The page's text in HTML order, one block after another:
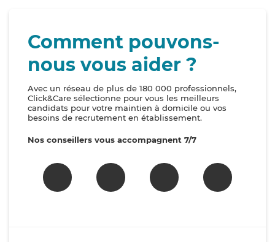
Comment pouvons-
nous vous aider ?
Avec un réseau de plus de 180 000 professionnels,
Click&Care sélectionne pour vous les meilleurs
candidats pour votre maintien à domicile ou vos
besoins de recrutement en établissement.
Nos conseillers vous accompagnent 7/7